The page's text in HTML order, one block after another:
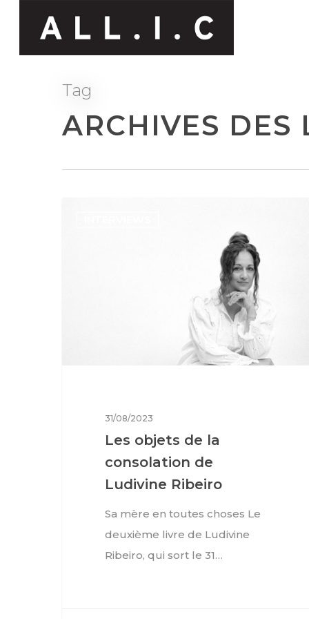
Hit enter to search or ESC to close
Tag
ARCHIVES
31/08/2023
Les objets de la
consolation de
Ludivine Ribeiro
Sa mère en toutes choses Le
deuxième livre de Ludivine
Ribeiro, qui sort le 31…